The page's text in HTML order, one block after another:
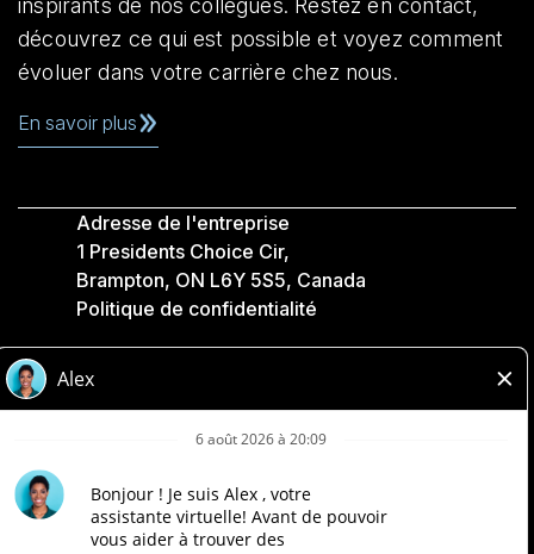
inspirants de nos collègues. Restez en contact,
découvrez ce qui est possible et voyez comment
évoluer dans votre carrière chez nous.
En savoir plus
Adresse de l'entreprise
1 Presidents Choice Cir,
Brampton, ON L6Y 5S5, Canada
Politique de confidentialité
Accessibilité
Compagnies Loblaw